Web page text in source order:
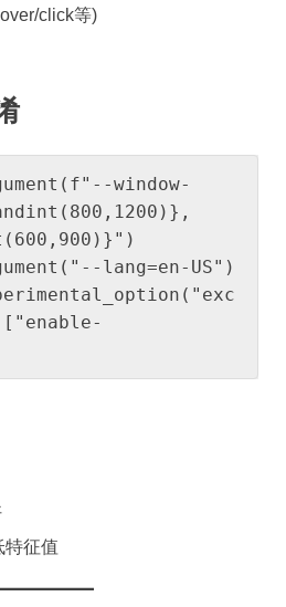
click等)
window-
lang=en-US")
特征值